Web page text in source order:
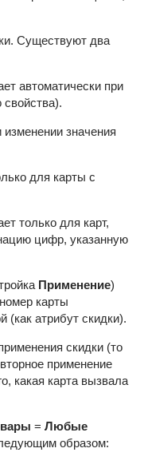
Существуют два
автоматически при
свойства).
значения
для карты с
только для карт,
цифр, указанную
Применение)
карты
(как атрибут скидки).
скидки (то
применение
какая карта вызвала
= Любые
образом: